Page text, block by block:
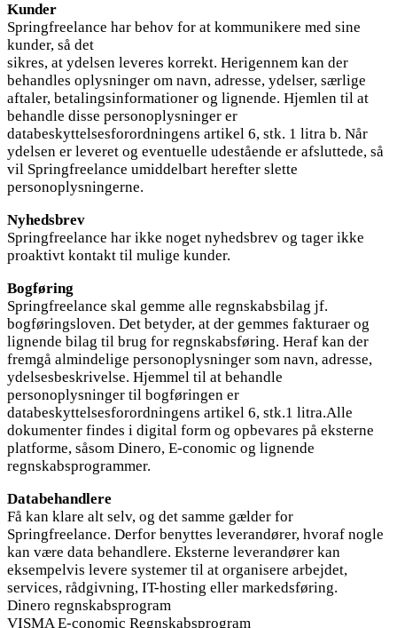
Kunder
Springfreelance har behov for at kommunikere med sine
kunder, så det
sikres, at ydelsen leveres korrekt. Herigennem kan der
behandles oplysninger om navn, adresse, ydelser, særlige
aftaler, betalingsinformationer og lignende. Hjemlen til at
behandle disse personoplysninger er
databeskyttelsesforordningens artikel 6, stk. 1 litra b. Når
ydelsen er leveret og eventuelle udestående er afsluttede, så
vil Springfreelance umiddelbart herefter slette
personoplysningerne.
Nyhedsbrev
Springfreelance har ikke noget nyhedsbrev og tager ikke
proaktivt kontakt til mulige kunder.
Bogføring
Springfreelance skal gemme alle regnskabsbilag jf.
bogføringsloven. Det betyder, at der gemmes fakturaer og
lignende bilag til brug for regnskabsføring. Heraf kan der
fremgå almindelige personoplysninger som navn, adresse,
ydelsesbeskrivelse. Hjemmel til at behandle
personoplysninger til bogføringen er
databeskyttelsesforordningens artikel 6, stk.1 litra.Alle
dokumenter findes i digital form og opbevares på eksterne
platforme, såsom Dinero, E-conomic og lignende
regnskabsprogrammer.
Databehandlere
Få kan klare alt selv, og det samme gælder for
Springfreelance. Derfor benyttes leverandører, hvoraf nogle
kan være data behandlere. Eksterne leverandører kan
eksempelvis levere systemer til at organisere arbejdet,
services, rådgivning, IT-hosting eller markedsføring.
Dinero regnskabsprogram
VISMA E-conomic Regnskabsprogram